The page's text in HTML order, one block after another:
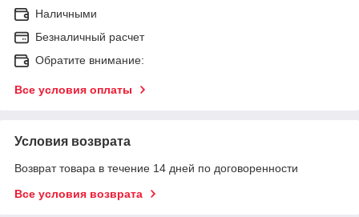
Наличными
Безналичный расчет
Обратите внимание:
Все условия оплаты
Условия возврата
Возврат товара в течение 14 дней по договоренности
Все условия возврата